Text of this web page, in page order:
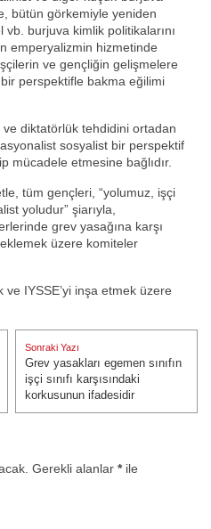
bütün görkemiyle yeniden
burjuva kimlik politikalarını
emperyalizmin hizmetinde
ve gençliğin gelişmelere
bir perspektifle bakma eğilimi
ve diktatörlük tehdidini ortadan
sosyalist bir perspektif
mücadele etmesine bağlıdır.
tüm gençleri, “yolumuz, işçi
yoludur” şiarıyla,
grev yasağına karşı
üzere komiteler
IYSSE’yi inşa etmek üzere
Sonraki Yazı
Sonraki Yazı:
Grev yasakları egemen sınıfın
işçi sınıfı karşısındaki
korkusunun ifadesidir
Gerekli alanlar *ile